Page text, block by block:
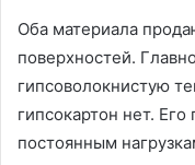
Оба материала
поверхностей.
гипсоволокнистую
гипсокартон нет.
постоянным